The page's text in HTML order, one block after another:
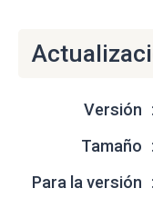
Versión
Tamaño
Para la versión